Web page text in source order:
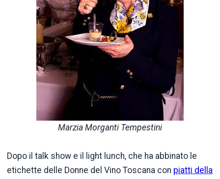
Marzia Morganti Tempestini
Dopo il talk show e il light lunch, che ha abbinato le
etichette delle Donne del Vino Toscana con piatti della